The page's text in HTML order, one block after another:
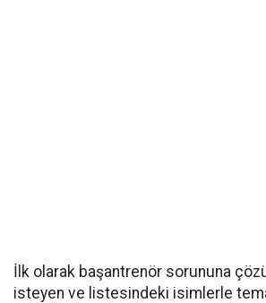
İlk olarak başantrenör sorununa
isteyen ve listesindeki isimlerle